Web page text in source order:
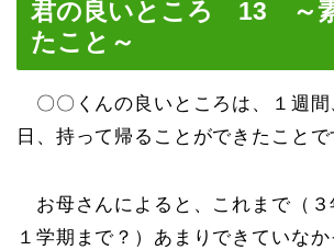
君の良いところ 13 ～
たこと～
〇〇くんの良いところは、１週間
日、持って帰ることができたことで
お母さんによると、これまで（３
１学期まで？）あまりできていなか